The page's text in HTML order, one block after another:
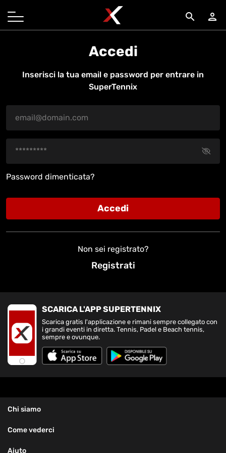
search person
Accedi
Inserisci la tua email e password per entrare in
SuperTennix
Password dimenticata?
Accedi
Non sei registrato?
Registrati
SCARICA L'APP SUPERTENNIX
Scarica gratis l'applicazione e rimani sempre collegato con
i grandi eventi in diretta. Tennis, Padel e Beach tennis,
sempre e ovunque.
Chi siamo
Come vederci
Aiuto